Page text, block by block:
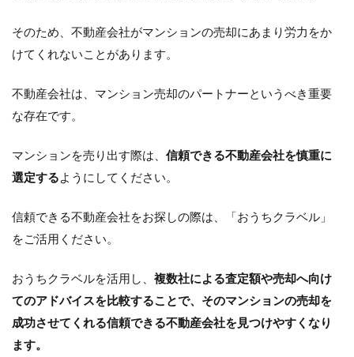
そのため、不動産会社がマンションの売却にあまり労力をか
けてくれないことがあります。
不動産会社は、マンション売却のパートナーというべき重要
な存在です。
マンションを売り出す際は、 信頼できる不動産会社を慎重に
選定する ようにしてください。
信頼できる不動産会社をお探しの際は、「おうちクラベル」
をご活用ください。
おうちクラベルを活用し、 複数社による査定額や売却へ向け
てのアドバイスを比較することで、そのマンションの売却を
成功させてくれる信頼できる不動産会社を見つけやすくなり
ます。